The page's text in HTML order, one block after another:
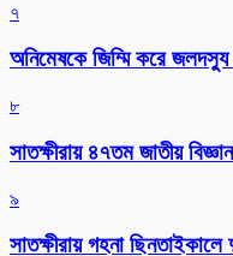
৭
অনিমেষকে জিম্মি করে
৮
সাতক্ষীরায় ৪৭তম জাতীয়
৯
সাতক্ষীরায় গহনা